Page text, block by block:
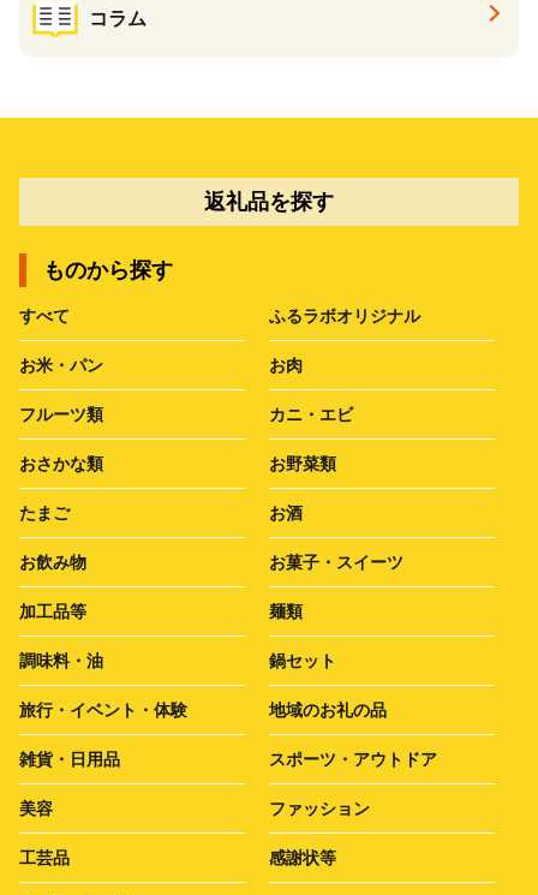
コラム
返礼品を探す
ものから探す
すべて ふるラボオリジナル
お米・パン お肉
フルーツ類 カニ・エビ
おさかな類 お野菜類
たまご お酒
お飲み物 お菓子・スイーツ
加工品等 麺類
調味料・油 鍋セット
旅行・イベント・体験 地域のお礼の品
雑貨・日用品 スポーツ・アウトドア
美容 ファッション
工芸品 感謝状等